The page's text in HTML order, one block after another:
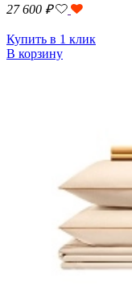
27 600 ₽
Купить в 1 клик
В корзину